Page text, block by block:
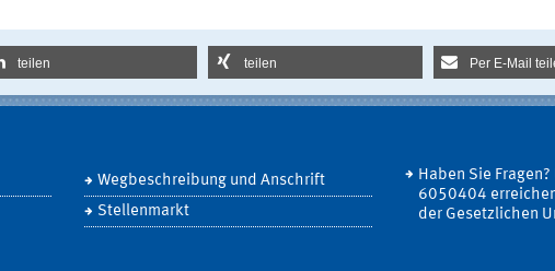
teilen teilen Per E-Mail
Wegbeschreibung und Anschrift
Stellenmarkt
Haben Sie
6050404
der Gesetzlichen